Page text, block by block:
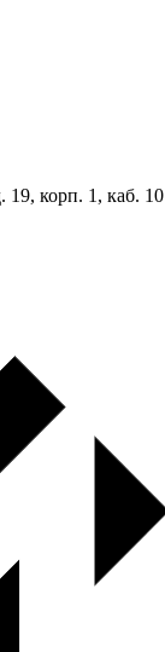
19, корп. 1, каб. 10